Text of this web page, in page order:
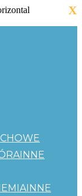
INNE
INNE
X